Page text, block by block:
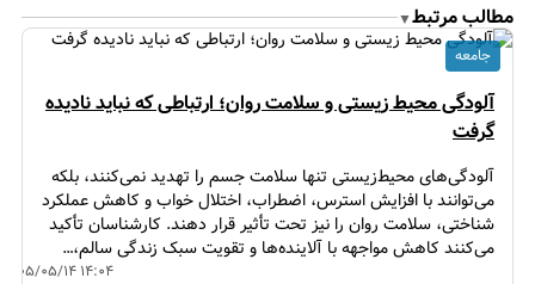
مطالب مرتبط▼
آلودگی محیط زیستی و سلامت روان؛ ارتباطی که نباید نادیده
گرفت
آلودگی‌های محیط‌زیستی تنها سلامت جسم را تهدید نمی‌کنند، بلکه
می‌توانند با افزایش استرس، اضطراب، اختلال خواب و کاهش عملکرد
شناختی، سلامت روان را نیز تحت تأثیر قرار دهند. کارشناسان تأکید
می‌کنند کاهش مواجهه با آلاینده‌ها و تقویت سبک زندگی سالم،…
۱۴۰۵/۰۵/۱۴ ۱۴:۰۴
جامعه